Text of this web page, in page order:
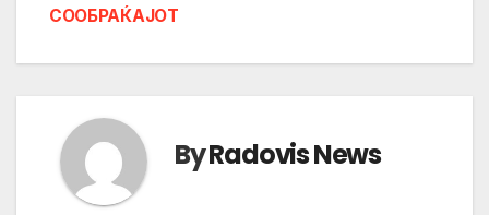
COOБPAЌAJOТ
ByRadovis News